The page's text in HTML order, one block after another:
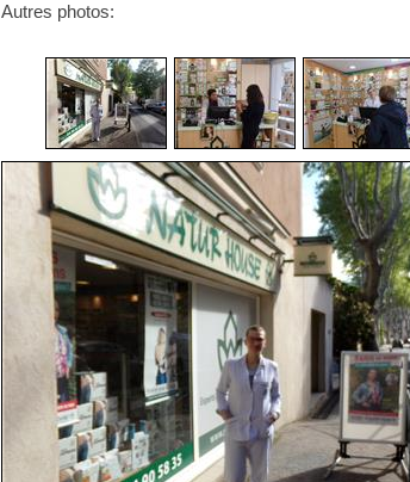
Autres photos: